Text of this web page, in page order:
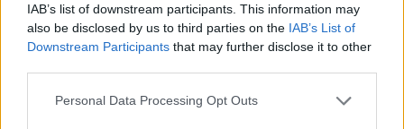
IAB’s list of downstream participants. This information may
also be disclosed by us to third parties on the IAB’s List of
Downstream Participants that may further disclose it to other
Please note that this website/app uses one or more Google
Personal Data Processing Opt Outs
MOTORI